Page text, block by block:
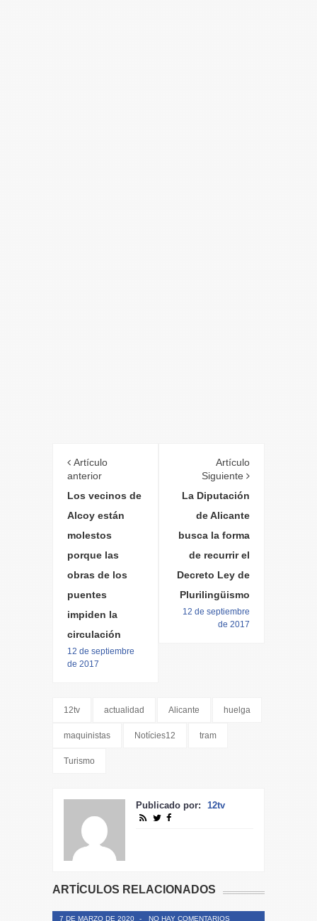
Artículo
anterior
Los vecinos de
Alcoy están
molestos
porque las
obras de los
puentes
impiden la
circulación
12 de septiembre
de 2017
Artículo
Siguiente
La Diputación
de Alicante
busca la forma
de recurrir el
Decreto Ley de
Plurilingüismo
12 de septiembre
de 2017
12tv actualidad Alicante huelga
maquinistas Notícies12 tram
Turismo
Publicado por: 12tv
ARTÍCULOS RELACIONADOS
7 DE MARZO DE 2020 - NO HAY COMENTARIOS